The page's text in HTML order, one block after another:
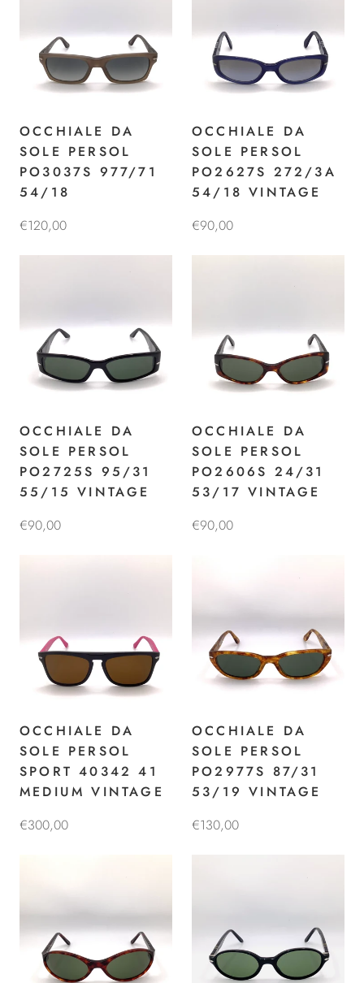
OCCHIALE DA
SOLE PERSOL
PO3037S 977/71
54/18
€120,00
OCCHIALE DA
SOLE PERSOL
PO2627S 272/3A
54/18 VINTAGE
€90,00
OCCHIALE DA
SOLE PERSOL
PO2725S 95/31
55/15 VINTAGE
€90,00
OCCHIALE DA
SOLE PERSOL
PO2606S 24/31
53/17 VINTAGE
€90,00
OCCHIALE DA
SOLE PERSOL
SPORT 40342 41
MEDIUM VINTAGE
€300,00
OCCHIALE DA
SOLE PERSOL
PO2977S 87/31
53/19 VINTAGE
€130,00